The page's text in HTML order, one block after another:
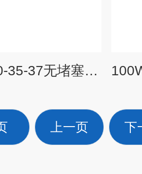
150WQ200-35-37无堵塞潜水排污泵
上一页 下